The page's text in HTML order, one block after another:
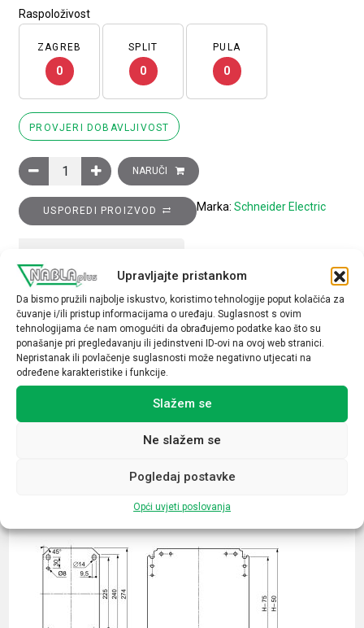
Upravljajte pristankom
Da bismo pružili najbolje iskustvo, koristimo tehnologije poput kolačića za
čuvanje i/ili pristup informacijama o uređaju. Suglasnost s ovim
tehnologijama će nam omogućiti da obrađujemo podatke kao što su
ponašanje pri pregledavanju ili jedinstveni ID-ovi na ovoj web stranici.
Nepristanak ili povlačenje suglasnosti može negativno utjecati na
određene karakteristike i funkcije.
Slažem se
Ne slažem se
Pogledaj postavke
Opći uvjeti poslovanja
Raspoloživost
ZAGREB
0
SPLIT
0
PULA
0
PROVJERI DOBAVLJIVOST
Držač za legendu 30 x 40 mm s legendom 8 x 27 mm, s
NARUČI
USPOREDI PROIZVOD Marka: Schneider Electric
Tip opreme
držač za legendu
Povezani proizvodi